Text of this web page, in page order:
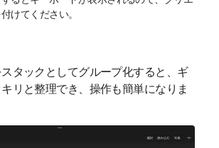
けてください。
タックとしてグループ化すると、ギ
リと整理でき、操作も簡単になりま